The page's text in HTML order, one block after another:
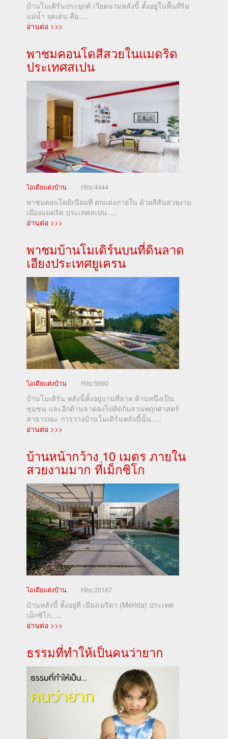
บ้านโมเดิร์นประยุกต์ เวียดนามหลังนี้ ตั้งอยู่ในพื้นที่ริม
แม่น้ำ จุดเด่น คือ.....
อ่านต่อ >>>
พาชมคอนโดสีสวยในแมดริด
ประเทศสเปน
ไอเดียแต่งบ้าน Hits:4444
พาชมคอนโดมิเนียมที่ ตกแต่งภายใน ด้วยสีสันสวยงาม
เมืองแมดริด ประเทศสเปน.....
อ่านต่อ >>>
พาชมบ้านโมเดิร์นบนที่ดินลาด
เอียงประเทศยูเครน
ไอเดียแต่งบ้าน Hits:5690
บ้านโมเดิร์น หลังนี้ตั้งอยู่บานที่ลาด ด้านหนึ่งเป็น
ชุมชน และอีกด้านลาดลงไปติดกับสวนพฤกศาสตร์
สาธารณะ การวางบ้านโมเดิร์นหลังนี้นั้น.....
อ่านต่อ >>>
บ้านหน้ากว้าง 10 เมตร ภายใน
สวยงามมาก ที่เม็กซิโก
ไอเดียแต่งบ้าน Hits:20187
บ้านหลังนี้ ตั้งอยู่ที่ เมืองเมริดา (Mérida) ประเทศ
เม็กซิโก.....
อ่านต่อ >>>
ธรรมที่ทำให้เป็นคนว่ายาก